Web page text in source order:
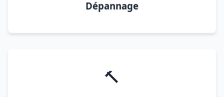
Dépannage
🔨